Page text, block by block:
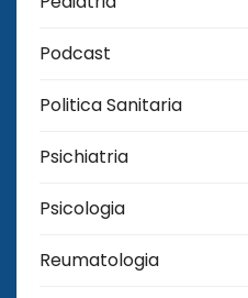
Podcast
Politica Sanitaria
Psichiatria
Psicologia
Reumatologia